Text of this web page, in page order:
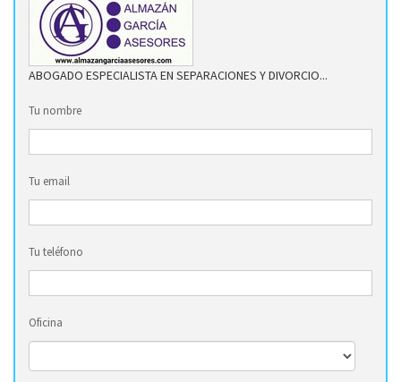
ABOGADO ESPECIALISTA EN SEPARACIONES Y DIVORCIO...
Tu nombre
Tu email
Tu teléfono
Oficina